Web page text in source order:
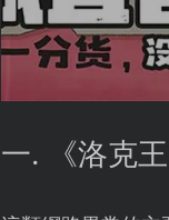
一. 《洛克